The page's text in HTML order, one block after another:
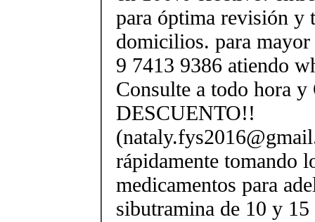
para óptima revisión y
domicilios. para
9 7413 9386 atiendo
Consulte a todo hora y
DESCUENTO!!
rápidamente tomando
medicamentos para
sibutramina de 10 y